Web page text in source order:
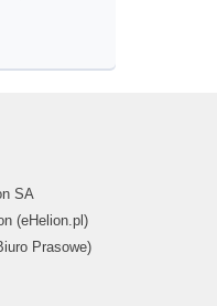
SA
(eHelion.pl)
Prasowe)